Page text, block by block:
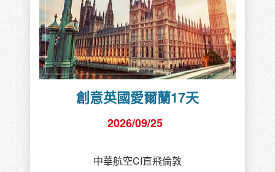
創意英國愛爾蘭17天
2026/09/25
中華航空CI直飛倫敦